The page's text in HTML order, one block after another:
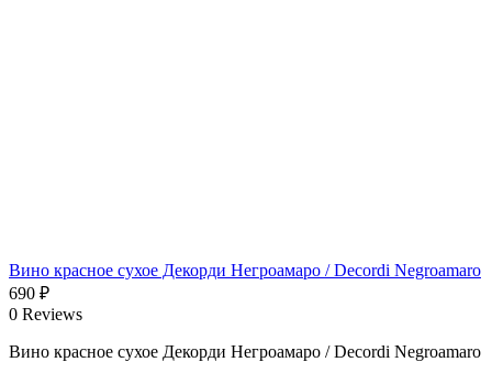
Вино красное сухое Декорди Негроамаро / Decordi Negroamaro
690 ₽
0 Reviews
Вино красное сухое Декорди Негроамаро / Decordi Negroamaro